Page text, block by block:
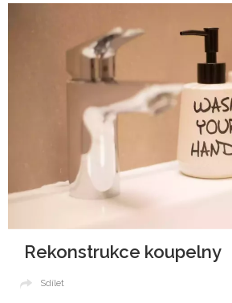
Rekonstrukce koupelny
Sdílet